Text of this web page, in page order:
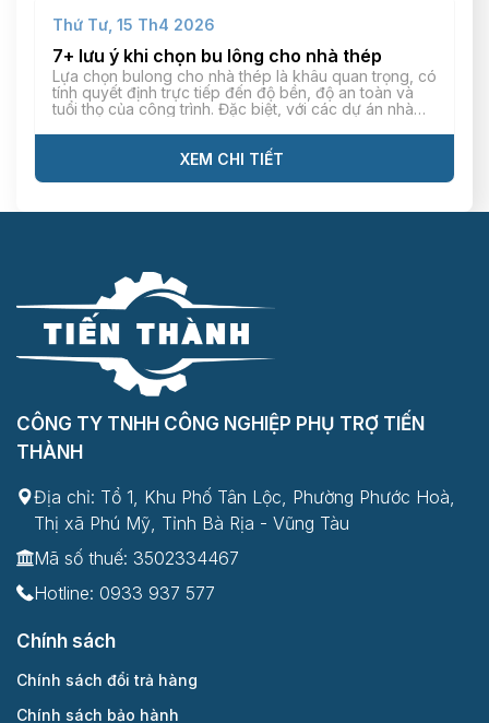
Thứ Tư, 15 Th4 2026
7+ lưu ý khi chọn bu lông cho nhà thép
Lựa chọn bulong cho nhà thép là khâu quan trọng, có
tính quyết định trực tiếp đến độ bền, độ an toàn và
tuổi thọ của công trình. Đặc biệt, với các dự án nhà
XEM CHI TIẾT
CÔNG TY TNHH CÔNG NGHIỆP PHỤ TRỢ TIẾN
THÀNH
Địa chỉ: Tổ 1, Khu Phố Tân Lộc, Phường Phước Hoà,
Thị xã Phú Mỹ, Tỉnh Bà Rịa - Vũng Tàu
Mã số thuế: 3502334467
Hotline: 0933 937 577
Chính sách
Chính sách đổi trả hàng
Chính sách bảo hành